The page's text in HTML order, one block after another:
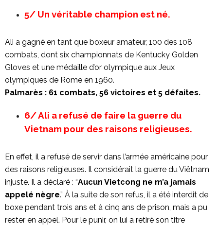
5/ Un véritable champion est né.
Ali a gagné en tant que boxeur amateur, 100 des 108
combats, dont six championnats de Kentucky Golden
Gloves et une médaille d’or olympique aux Jeux
olympiques de Rome en 1960.
Palmarès : 61 combats, 56 victoires et 5 défaites.
6/ Ali a refusé de faire la guerre du
Vietnam pour des raisons religieuses.
En effet, il a refusé de servir dans l’armée américaine pour
des raisons religieuses. Il considérait la guerre du Viêtnam
injuste. Il a déclaré : “Aucun Vietcong ne m’a jamais
appelé nègre.” À la suite de son refus, il a été interdit de
boxe pendant trois ans et à cinq ans de prison, mais a pu
rester en appel. Pour le punir, on lui a retiré son titre